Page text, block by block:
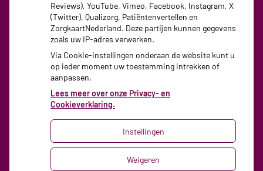
Uw Zorg Online|Beheer
Reviews), YouTube, Vimeo, Facebook, Instagram, X
(Twitter), Qualizorg, Patiëntenvertellen en
ZorgkaartNederland. Deze partijen kunnen gegevens
zoals uw IP-adres verwerken.
Via Cookie-instellingen onderaan de website kunt u
op ieder moment uw toestemming intrekken of
aanpassen.
Lees meer over onze Privacy- en
Cookieverklaring.
Instellingen
Weigeren